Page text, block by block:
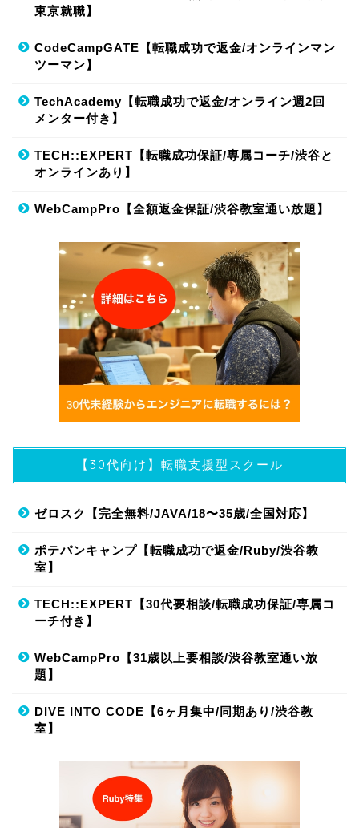
東京就職】
CodeCampGATE【転職成功で返金/オンラインマン
ツーマン】
TechAcademy【転職成功で返金/オンライン週2回
メンター付き】
TECH::EXPERT【転職成功保証/専属コーチ/渋谷と
オンラインあり】
WebCampPro【全額返金保証/渋谷教室通い放題】
【30代向け】転職支援型スクール
ゼロスク【完全無料/JAVA/18〜35歳/全国対応】
ポテパンキャンプ【転職成功で返金/Ruby/渋谷教
室】
TECH::EXPERT【30代要相談/転職成功保証/専属コ
ーチ付き】
WebCampPro【31歳以上要相談/渋谷教室通い放
題】
DIVE INTO CODE【6ヶ月集中/同期あり/渋谷教
室】